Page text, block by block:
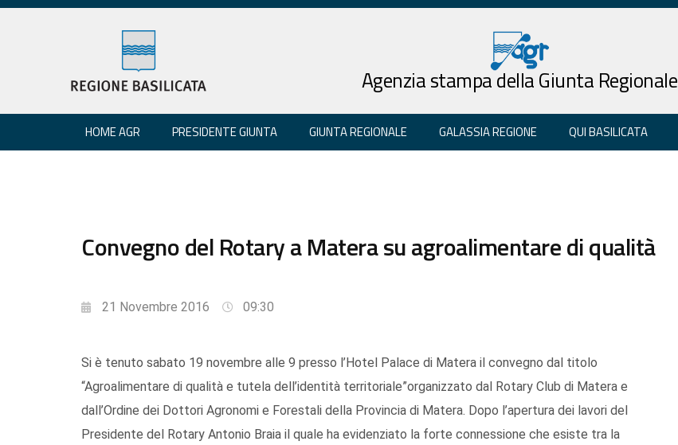
Agenzia stampa della Giunta Regionale
HOME AGR PRESIDENTE GIUNTA GIUNTA REGIONALE GALASSIA REGIONE QUI BASILICATA
Convegno del Rotary a Matera su agroalimentare di qualità
21 Novembre 2016 09:30
Si è tenuto sabato 19 novembre alle 9 presso l’Hotel Palace di Matera il convegno dal titolo
“Agroalimentare di qualità e tutela dell’identità territoriale”organizzato dal Rotary Club di Matera e
dall’Ordine dei Dottori Agronomi e Forestali della Provincia di Matera. Dopo l’apertura dei lavori del
Presidente del Rotary Antonio Braia il quale ha evidenziato la forte connessione che esiste tra la